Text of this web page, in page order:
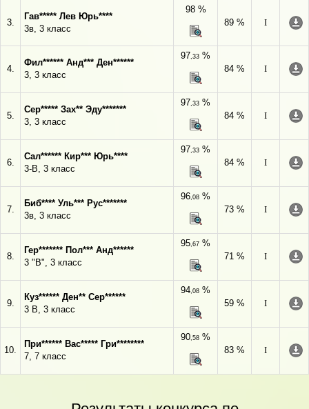
3.
Гав***** Лев Юрь****
3в, 3 класс
98 %
89 %
I
4.
Фил****** Анд*** Ден******
3, 3 класс
97,33 %
84 %
I
5.
Сер***** Зах** Эду*******
3, 3 класс
97,33 %
84 %
I
6.
Сал****** Кир*** Юрь****
3-В, 3 класс
97,33 %
84 %
I
7.
Биб**** Уль*** Рус*******
3в, 3 класс
96,08 %
73 %
I
8.
Гер******* Пол*** Анд******
3 "В", 3 класс
95,67 %
71 %
I
9.
Куз****** Ден** Сер******
3 В, 3 класс
94,08 %
59 %
I
10.
При****** Вас***** Гри********
7, 7 класс
90,58 %
83 %
I